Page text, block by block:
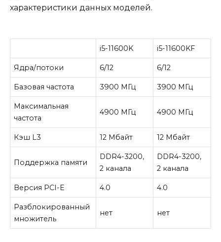
характеристики данных моделей.
i5-11600K i5-11600KF
Ядра/потоки 6/12 6/12
Базовая частота 3900 МГц 3900 МГц
Максимальная
частота
4900 МГц 4900 МГц
Кэш L3 12 Мбайт 12 Мбайт
Поддержка памяти
DDR4-3200,
2 канала
DDR4-3200,
2 канала
Версия PCI-E 4.0 4.0
Разблокированный
множитель
нет нет